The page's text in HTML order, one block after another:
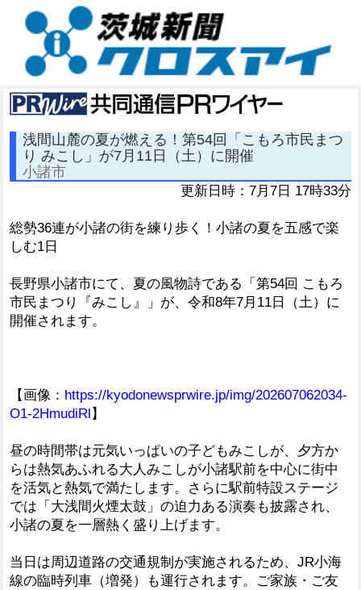
浅間山麓の夏が燃える！第54回「こもろ市民まつ
り みこし」が7月11日（土）に開催
小諸市
更新日時：7月7日 17時33分
総勢36連が小諸の街を練り歩く！小諸の夏を五感で楽
しむ1日
長野県小諸市にて、夏の風物詩である「第54回 こもろ
市民まつり『みこし』」が、令和8年7月11日（土）に
開催されます。
【画像： https://kyodonewsprwire.jp/img/202607062034-
O1-2HmudiRl 】
昼の時間帯は元気いっぱいの子どもみこしが、夕方か
らは熱気あふれる大人みこしが小諸駅前を中心に街中
を活気と熱気で満たします。さらに駅前特設ステージ
では「大浅間火煙太鼓」の迫力ある演奏も披露され、
小諸の夏を一層熱く盛り上げます。
当日は周辺道路の交通規制が実施されるため、JR小海
線の臨時列車（増発）も運行されます。ご家族・ご友